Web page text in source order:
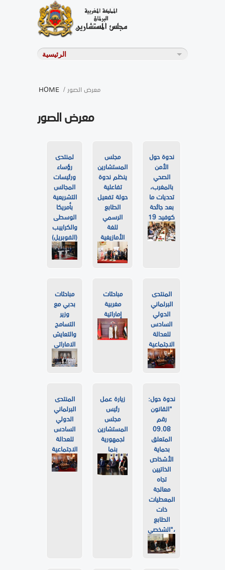
HOME / معرض الصور
معرض الصور
لمنتدى
رؤساء
ورئيسات
المجالس
التشريعية
بأمريكا
الوسطى
والكراييب
(الفوبريل)
مجلس
المستشارين
ينظم ندوة
تفاعلية
حولة تفعيل
الطابع
الرسمي
للغة
الأمازيغية
ندوة حول
الأمن
الصحي
بالمغرب،
تحديات ما
بعد جائحة
كوفيد 19
مباحثات
بدبي مع
وزير
التسامح
والتعايش
الاماراتي
مباحثات
مغربية
إماراتية
المنتدى
البرلماني
الدولي
السادس
للعدالة
الاجتماعية
المنتدى
البرلماني
الدولي
السادس
للعدالة
الاجتماعية
زيارة عمل
رئيس
مجلس
المستشارين
لجمهورية
بنما
ندوة حول:
"القانون
رقم
09.08
المتعلق
بحماية
الأشخاص
الذاتيين
تجاه
معالجة
المعطيات
ذات
الطابع
الشخصي"،